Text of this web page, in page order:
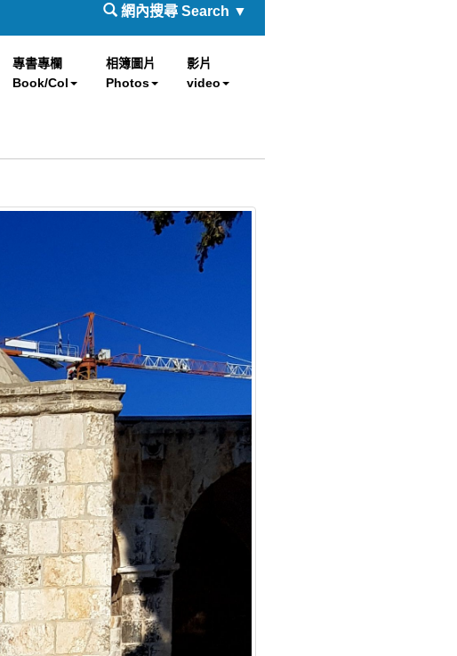
網內搜尋 Search ▼
專書專欄
Book/Col
相簿圖片
Photos
影片
video